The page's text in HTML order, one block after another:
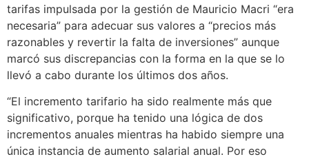
tarifas impulsada por la gestión de Mauricio Macri “era
necesaria” para adecuar sus valores a “precios más
razonables y revertir la falta de inversiones” aunque
marcó sus discrepancias con la forma en la que se lo
llevó a cabo durante los últimos dos años.
“El incremento tarifario ha sido realmente más que
significativo, porque ha tenido una lógica de dos
incrementos anuales mientras ha habido siempre una
única instancia de aumento salarial anual. Por eso